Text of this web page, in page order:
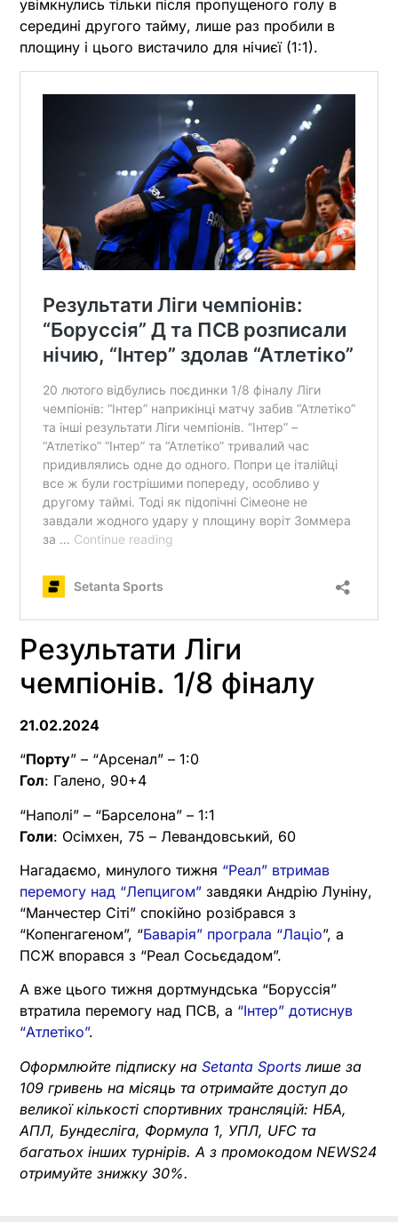
увімкнулись тільки після пропущеного голу в
середині другого тайму, лише раз пробили в
площину і цього вистачило для нічиєї (1:1).
Результати Ліги
чемпіонів. 1/8 фіналу
21.02.2024
“Порту” – “Арсенал” – 1:0
Гол: Галено, 90+4
“Наполі” – “Барселона” – 1:1
Голи: Осімхен, 75 – Левандовський, 60
Нагадаємо, минулого тижня “Реал” втримав
перемогу над “Лепцигом” завдяки Андрію Луніну,
“Манчестер Сіті” спокійно розібрався з
“Копенгагеном”, “Баварія” програла “Лаціо”, а
ПСЖ впорався з “Реал Сосьєдадом”.
А вже цього тижня дортмундська “Боруссія”
втратила перемогу над ПСВ, а “Інтер” дотиснув
“Атлетіко”.
Оформлюйте підписку на Setanta Sports лише за
109 гривень на місяць та отримайте доступ до
великої кількості спортивних трансляцій: НБА,
АПЛ, Бундесліга, Формула 1, УПЛ, UFC та
багатьох інших турнірів. А з промокодом NEWS24
отримуйте знижку 30%.